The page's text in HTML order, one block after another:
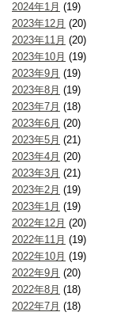
2024年1月 (19)
2023年12月 (20)
2023年11月 (20)
2023年10月 (19)
2023年9月 (19)
2023年8月 (19)
2023年7月 (18)
2023年6月 (20)
2023年5月 (21)
2023年4月 (20)
2023年3月 (21)
2023年2月 (19)
2023年1月 (19)
2022年12月 (20)
2022年11月 (19)
2022年10月 (19)
2022年9月 (20)
2022年8月 (18)
2022年7月 (18)